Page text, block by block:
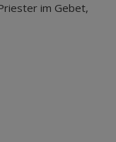
im Gebet,